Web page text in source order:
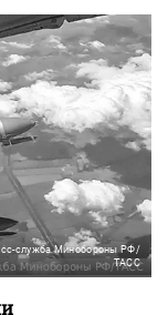
служба Минобороны РФ/
ТАСС